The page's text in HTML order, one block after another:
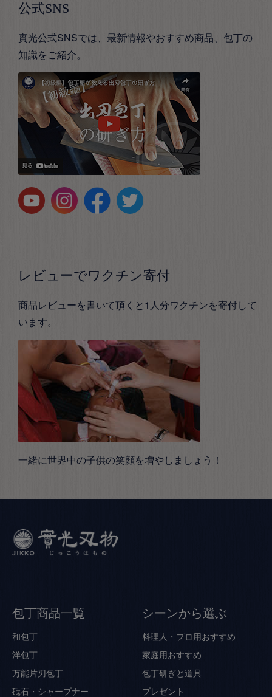
公式SNS
實光公式SNSでは、最新情報やおすすめ商品、包丁の
知識をご紹介。
レビューでワクチン寄付
商品レビューを書いて頂くと1人分ワクチンを寄付して
います。
一緒に世界中の子供の笑顔を増やしましょう！
包丁商品一覧
和包丁
洋包丁
万能片刃包丁
砥石・シャープナー
シーンから選ぶ
料理人・プロ用おすすめ
家庭用おすすめ
包丁研ぎと道具
プレゼント